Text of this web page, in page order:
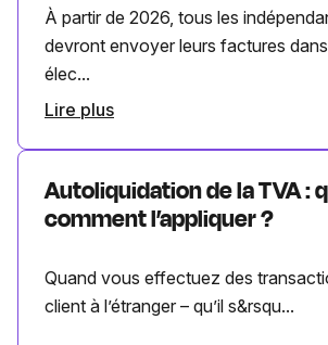
À partir de 2026, tous les
devront envoyer leurs factures
élec...
Lire plus
Autoliquidation de la TVA :
comment l’appliquer ?
Quand vous effectuez des
client à l’étranger – qu’il s&rsqu...